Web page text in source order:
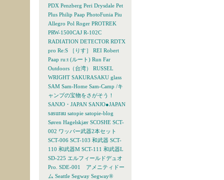
PDX Penzberg Peri Drysdale Pet
Plus Philip Paap PhotoFunia Piu
Allegro Pol Roger PROTREK
PRW-1500CAJ R-102C
RADIATION DETECTOR RDTX
pro Re:S ［りす］ REI Robert
Paap ru:t (ルート) Run Far
Outdoors（台湾）
RUSSEL
WRIGHT SAKURASAKU glass
SAM Sam-Home Sam-Camp /キ
ャンプの宝物をさがそう！
SANJO・JAPAN SANJO●JAPAN
sasurau satopie satopie-blog
Søren Hagelskjær SCOSHE SCT-
002 ワッパー武器2本セット
SCT-006 SCT-103 和武器 SCT-
110 和武器M SCT-111 和武器L
SD-225 エルフィールドデュオ
Pro. SDE-001 アメニティドー
ム Seattle Segway Segway®